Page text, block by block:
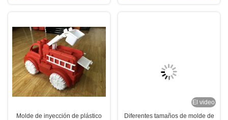
Molde de inyección de plástico
El video
Diferentes tamaños de molde de